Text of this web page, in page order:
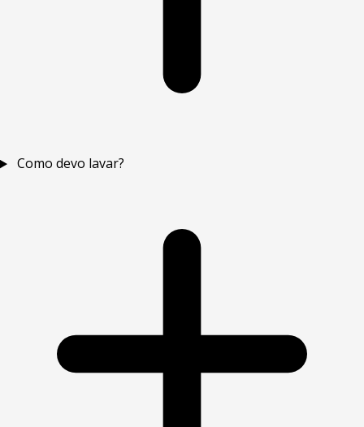
Como devo lavar?